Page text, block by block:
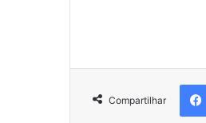
Compartilhar